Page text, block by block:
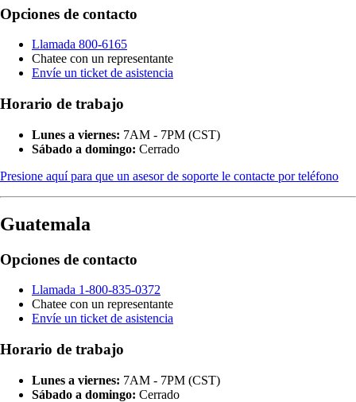
Opciones de contacto
Llamada 800-6165
Chatee con un representante
Envíe un ticket de asistencia
Horario de trabajo
Lunes a viernes: 7AM - 7PM (CST)
Sábado a domingo: Cerrado
Presione aquí para que un asesor de soporte le contacte por teléfono
Guatemala
Opciones de contacto
Llamada 1-800-835-0372
Chatee con un representante
Envíe un ticket de asistencia
Horario de trabajo
Lunes a viernes: 7AM - 7PM (CST)
Sábado a domingo: Cerrado